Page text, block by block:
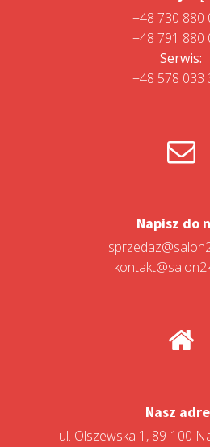
+48 730 880
+48 791 880
Serwis:
+48 578 033
Napisz do
Nasz
ul. Olszewska 1, 89-100